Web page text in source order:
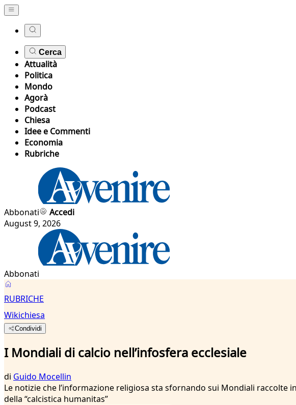
Cerca
Attualità
Politica
Mondo
Agorà
Podcast
Chiesa
Idee e Commenti
Economia
Rubriche
Abbonati
Accedi
August 9, 2026
Abbonati
RUBRICHE
Wikichiesa
Condividi
I Mondiali di calcio nell’infosfera ecclesiale
di Guido Mocellin
Le notizie che l’informazione religiosa sta sfornando sui Mondiali raccolte
della “calcistica humanitas”